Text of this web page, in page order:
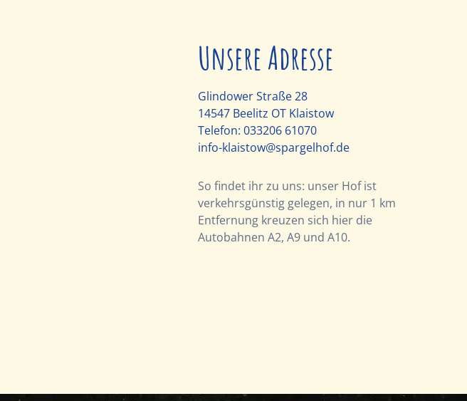
Unsere Adresse
Glindower Straße 28
14547 Beelitz OT Klaistow
Telefon: 033206 61070
info-klaistow@spargelhof.de
So findet ihr zu uns: unser Hof ist
verkehrsgünstig gelegen, in nur 1 km
Entfernung kreuzen sich hier die
Autobahnen A2, A9 und A10.